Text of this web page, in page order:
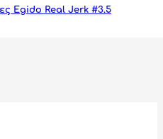
Egido Real Jerk #3.5